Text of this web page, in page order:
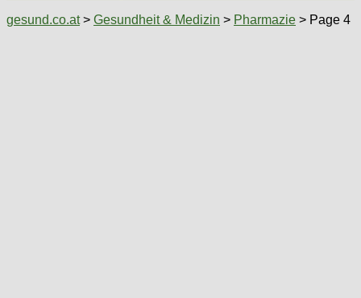
gesund.co.at> Gesundheit & Medizin > Pharmazie > Page 4